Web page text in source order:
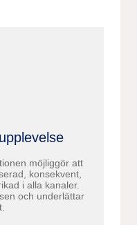
möjliggör att
konsekvent,
i alla kanaler.
och underlättar